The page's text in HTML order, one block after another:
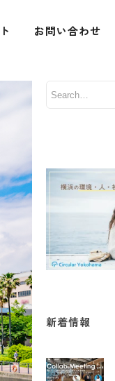
お問い合わせ
新着情報